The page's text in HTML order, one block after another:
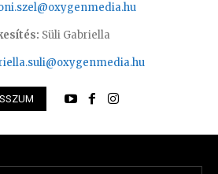
Süli Gabriella